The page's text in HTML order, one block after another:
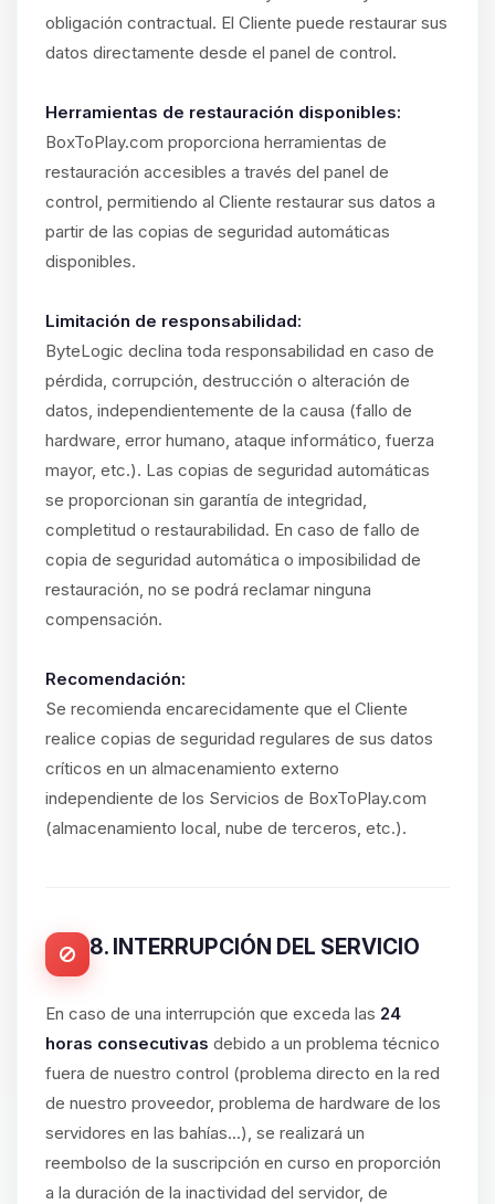
obligación contractual. El Cliente puede restaurar sus
datos directamente desde el panel de control.
Herramientas de restauración disponibles:
BoxToPlay.com proporciona herramientas de
restauración accesibles a través del panel de
control, permitiendo al Cliente restaurar sus datos a
partir de las copias de seguridad automáticas
disponibles.
Limitación de responsabilidad:
ByteLogic declina toda responsabilidad en caso de
pérdida, corrupción, destrucción o alteración de
datos, independientemente de la causa (fallo de
hardware, error humano, ataque informático, fuerza
mayor, etc.). Las copias de seguridad automáticas
se proporcionan sin garantía de integridad,
completitud o restaurabilidad. En caso de fallo de
copia de seguridad automática o imposibilidad de
restauración, no se podrá reclamar ninguna
compensación.
Recomendación:
Se recomienda encarecidamente que el Cliente
realice copias de seguridad regulares de sus datos
críticos en un almacenamiento externo
independiente de los Servicios de BoxToPlay.com
(almacenamiento local, nube de terceros, etc.).
8. INTERRUPCIÓN DEL SERVICIO
En caso de una interrupción que exceda las 24
horas consecutivas debido a un problema técnico
fuera de nuestro control (problema directo en la red
de nuestro proveedor, problema de hardware de los
servidores en las bahías...), se realizará un
reembolso de la suscripción en curso en proporción
a la duración de la inactividad del servidor, de